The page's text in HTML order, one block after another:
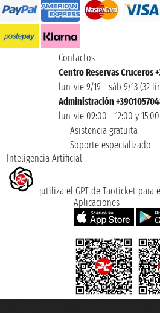
Contactos
Centro Reservas Cruceros
lun-vie 9/19 - sáb 9/13 (32
Administración
lun-vie 09:00 - 12:00 y
Asistencia gratuita
Soporte especializado
Inteligencia Artificial
¡utiliza el GPT de Taoticket
Aplicaciones